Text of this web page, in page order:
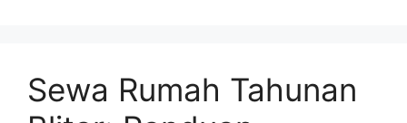
Sewa Rumah Tahunan